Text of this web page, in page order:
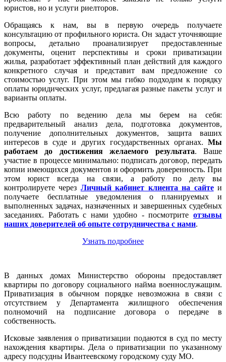
юристов, но и услуги риелторов.
Обращаясь к нам, вы в первую очередь получаете
консультацию от профильного юриста. Он задаст уточняющие
вопросы, детально проанализирует предоставленные
документы, оценит перспективы и сроки приватизации
жилья, разработает эффективный план действий для каждого
конкретного случая и представит вам предложение со
стоимостью услуг. При этом мы гибко подходим к порядку
оплаты юридических услуг, предлагая разные пакеты услуг и
варианты оплаты.
Всю работу по ведению дела мы берем на себя:
предварительный анализ дела, подготовка документов,
получение дополнительных документов, защита ваших
интересов в суде и других государственных органах. Мы
работаем
до достижения желаемого результата. Ваше
участие в процессе минимально: подписать договор, передать
копии имеющихся документов и оформить доверенность. При
этом юрист всегда на связи, а работу по делу вы
контролируете через Личный кабинет клиента на сайтеи
получаете бесплатные уведомления о планируемых и
выполненных задачах, назначенных и завершенных судебных
заседаниях. Работать с нами удобно - посмотрите отзывы
наших доверителей об опыте сотрудничества с нами.
Узнать подробнее
В данных домах Министерство обороны предоставляет
квартиры по договору социального найма военнослужащим.
Приватизация в обычном порядке невозможна в связи с
отсутствием у Департамента жилищного обеспечения
полномочий на подписание договора о передаче в
собственность.
Исковые заявления о приватизации подаются в суд по месту
нахождения квартиры. Дела о приватизации по указанному
адресу подсудны Ивантеевскому городскому суду МО.